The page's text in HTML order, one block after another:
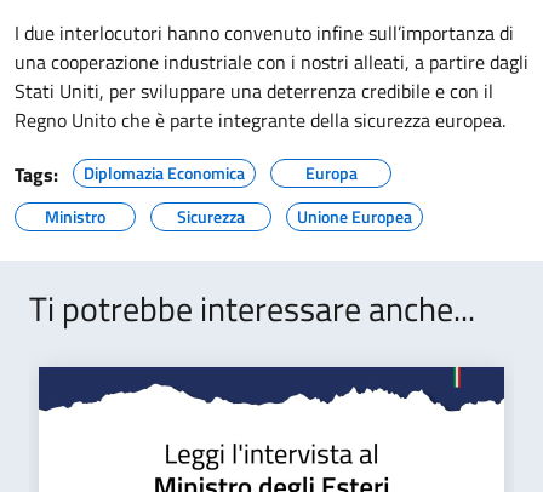
I due interlocutori hanno convenuto infine sull’importanza di
una cooperazione industriale con i nostri alleati, a partire dagli
Stati Uniti, per sviluppare una deterrenza credibile e con il
Regno Unito che è parte integrante della sicurezza europea.
Tags:
Diplomazia Economica
Europa
Ministro
Sicurezza Unione Europea
Ti potrebbe interessare anche...